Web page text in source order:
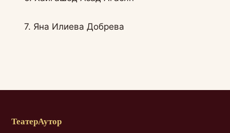
7. Яна Илиева Добрева
ТеатерАутор